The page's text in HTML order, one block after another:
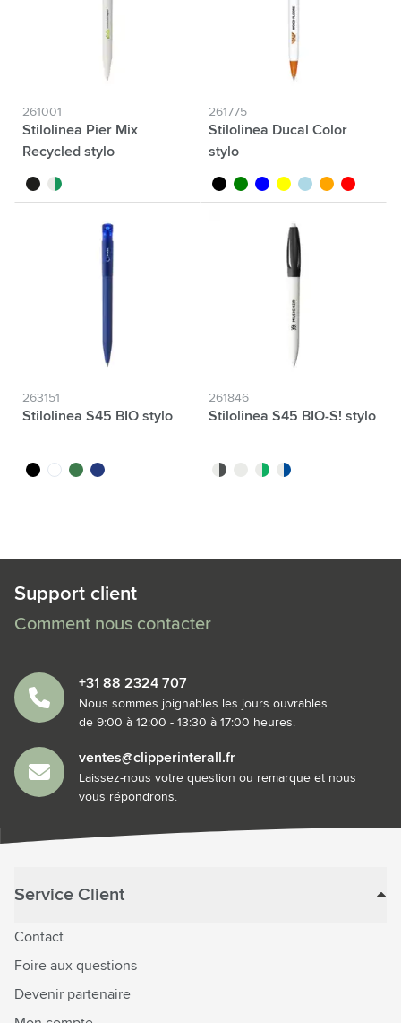
261001
Stilolinea Pier Mix
Recycled stylo
noir vert
261775
Stilolinea Ducal Color
stylo
noir vert bleu jaunebleu clair
orange
rouge
263151
Stilolinea S45 BIO stylo
noir blancvert bleu
261846
Stilolinea S45 BIO-S! stylo
noir vert bleu
Support client
Comment nous contacter
+31 88 2324 707
Nous sommes joignables les jours ouvrables
de 9:00 à 12:00 - 13:30 à 17:00 heures.
ventes@clipperinterall.fr
Laissez-nous votre question ou remarque et nous
vous répondrons.
Service Client
Contact
Foire aux questions
Devenir partenaire